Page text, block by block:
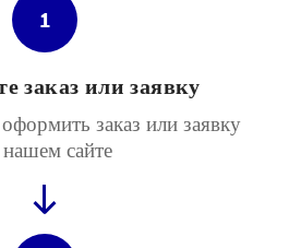
1
заказ или заявку
заказ или заявку
сайте